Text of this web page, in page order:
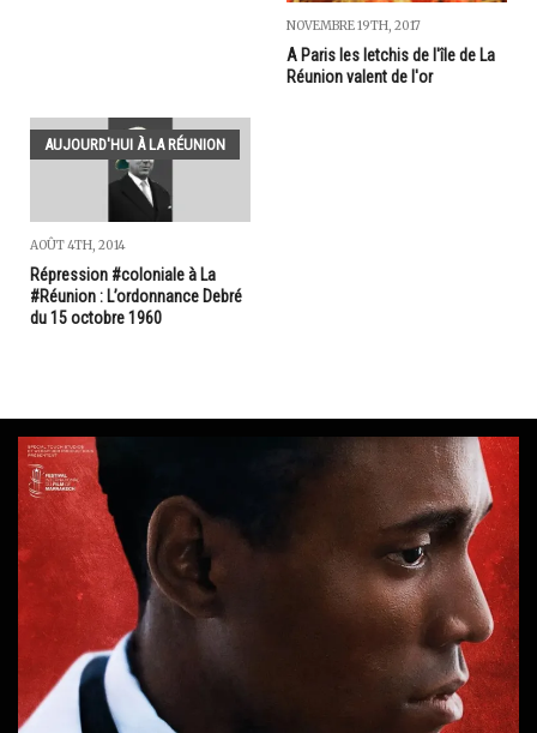
NOVEMBRE 19TH, 2017
A Paris les letchis de l'île de La
Réunion valent de l'or
AUJOURD'HUI À LA RÉUNION
AOÛT 4TH, 2014
Répression #coloniale à La
#Réunion : L’ordonnance Debré
du 15 octobre 1960